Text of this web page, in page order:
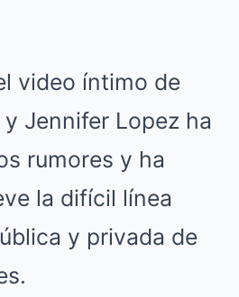
video íntimo de
Jennifer Lopez ha
rumores y ha
la difícil línea
y privada de